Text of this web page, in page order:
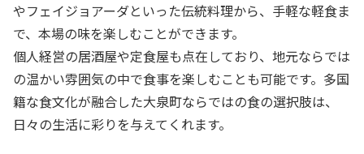
やフェイジョアーダといった伝統料理から、手軽な軽食ま
で、本場の味を楽しむことができます。
個人経営の居酒屋や定食屋も点在しており、地元ならでは
の温かい雰囲気の中で食事を楽しむことも可能です。多国
籍な食文化が融合した大泉町ならではの食の選択肢は、
日々の生活に彩りを与えてくれます。